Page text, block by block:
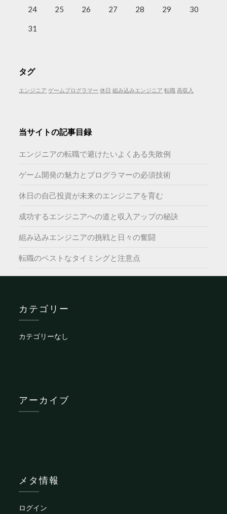
24 25 26 27 28 29 30
31
タグ
エンジニア ゲームプログラマー 休日 組み込みエンジニア 転職 高収入
当サイトの記事目録
エンジニアの転職で避けたいよくある失敗例
ゲーム開発の魅力とプログラマーの必須技術
休日の自己投資が未来のエンジニアを育む
成功するエンジニアへの道と収入アップの秘訣
組み込みエンジニアの挑戦と日々の奮闘
転職のベストなタイミングと注意点
カテゴリー
カテゴリーなし
アーカイブ
メタ情報
ログイン